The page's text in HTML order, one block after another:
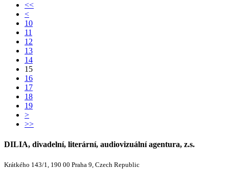
<<
<
10
11
12
13
14
15
16
17
18
19
>
>>
DILIA, divadelní, literární, audiovizuální agentura, z.s.
Krátkého 143/1, 190 00 Praha 9, Czech Republic